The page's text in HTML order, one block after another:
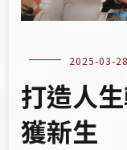
2025-03-28
打造人
獲新生